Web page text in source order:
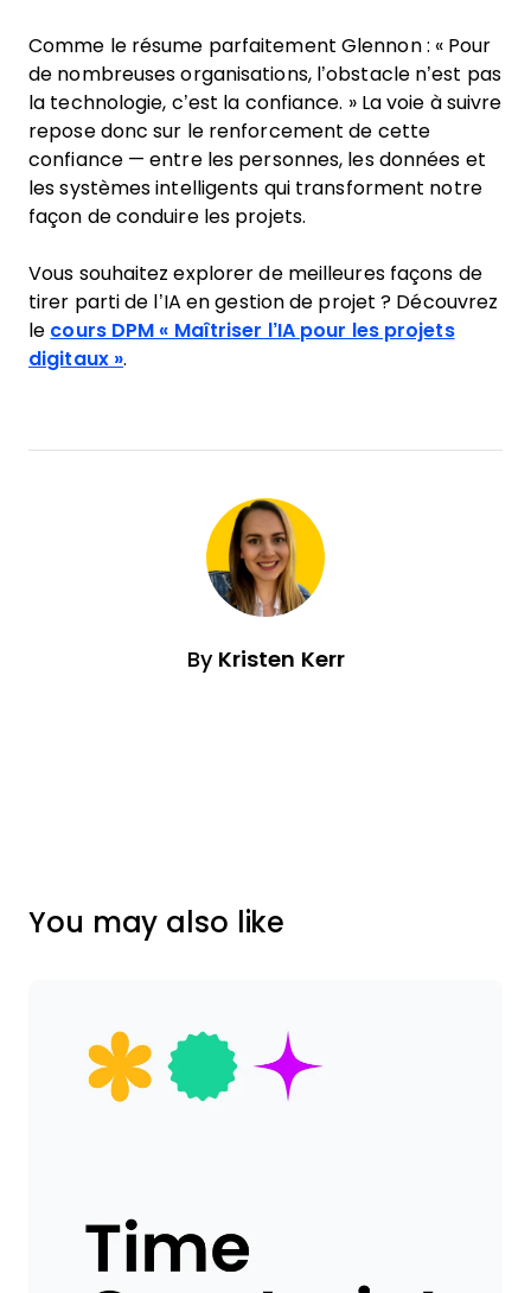
Comme le résume parfaitement Glennon : « Pour
de nombreuses organisations, l’obstacle n’est pas
la technologie, c’est la confiance. » La voie à suivre
repose donc sur le renforcement de cette
confiance — entre les personnes, les données et
les systèmes intelligents qui transforment notre
façon de conduire les projets.
Vous souhaitez explorer de meilleures façons de
tirer parti de l’IA en gestion de projet ? Découvrez
le cours DPM « Maîtriser l’IA pour les projets
digitaux ».
By Kristen Kerr
You may also like